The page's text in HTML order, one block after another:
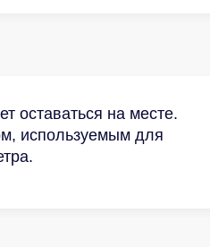
оставаться на месте.
используемым для